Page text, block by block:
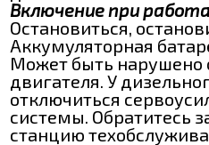
Включение при
Остановиться,
Аккумуляторная
Может быть нарушено
двигателя. У
отключиться
системы. Обратитесь
станцию